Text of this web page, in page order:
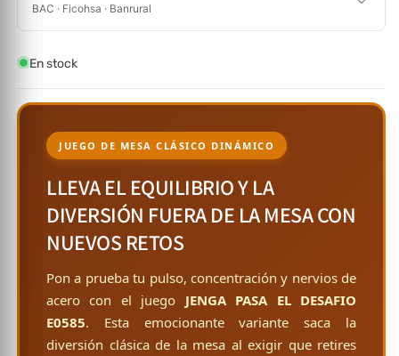
BAC · Ficohsa · Banrural
En stock
JUEGO DE MESA CLÁSICO DINÁMICO
LLEVA EL EQUILIBRIO Y LA
DIVERSIÓN FUERA DE LA MESA CON
NUEVOS RETOS
Pon a prueba tu pulso, concentración y nervios de
acero con el juego JENGA PASA EL DESAFIO
E0585. Esta emocionante variante saca la
diversión clásica de la mesa al exigir que retires